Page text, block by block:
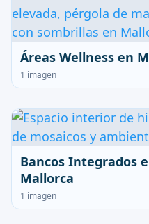
Áreas Wellness en
1 imagen
Bancos Integrados
Mallorca
1 imagen